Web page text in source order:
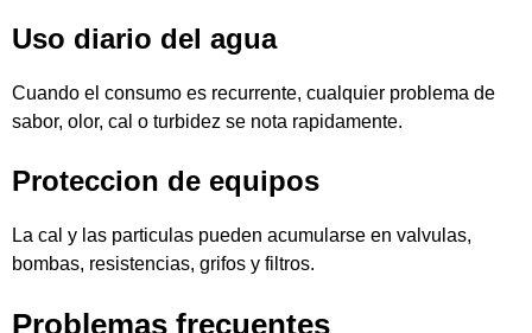
Uso diario del agua
Cuando el consumo es recurrente, cualquier problema de
sabor, olor, cal o turbidez se nota rapidamente.
Proteccion de equipos
La cal y las particulas pueden acumularse en valvulas,
bombas, resistencias, grifos y filtros.
Problemas frecuentes